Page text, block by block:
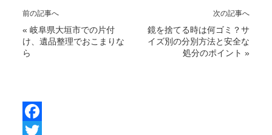
前の記事へ
« 岐阜県大垣市での片付
け、遺品整理でおこまりな
ら
次の記事へ
鏡を捨てる時は何ゴミ？サ
イズ別の分別方法と安全な
処分のポイント »
F